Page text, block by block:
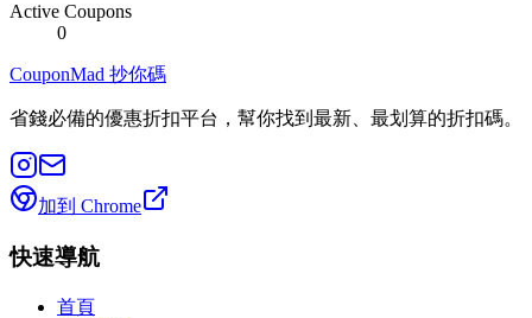
Active Coupons
0
CouponMad 抄你碼
省錢必備的優惠折扣平台，幫你找到最新、最划算的折扣碼。
加到 Chrome
快速導航
首頁